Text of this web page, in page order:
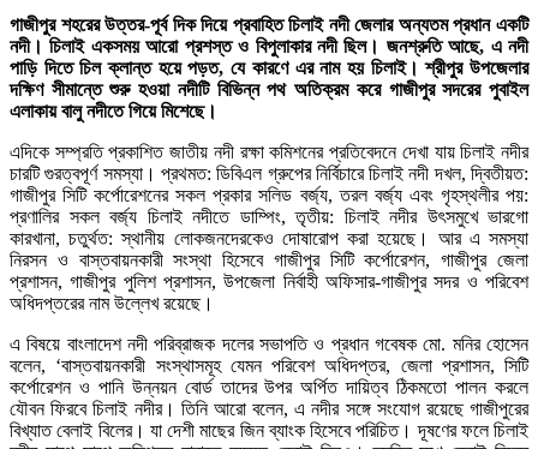
গাজীপুর শহরের উত্তর-পূর্ব দিক দিয়ে প্রবাহিত চিলাই নদী জেলার অন্যতম প্রধান একটি
নদী। চিলাই একসময় আরো প্রশস্ত ও বিপুলাকার নদী ছিল। জনশ্রুতি আছে, এ নদী
পাড়ি দিতে চিল ক্লান্ত হয়ে পড়ত, যে কারণে এর নাম হয় চিলাই।শ্রীপুর উপজেলার
দক্ষিণ সীমান্তে শুরু হওয়া নদীটি বিভিন্ন পথ অতিক্রম করে গাজীপুর সদরের পুবাইল
এলাকায় বালু নদীতে গিয়ে মিশেছে।
এদিকে সম্প্রতি প্রকাশিত জাতীয় নদী রক্ষা কমিশনের প্রতিবেদনে দেখা যায় চিলাই নদীর
চারটি গুরত্বপূর্ণ সমস্যা। প্রথমত: ডিবিএল গ্রুপের নির্বিচারে চিলাই নদী দখল, দ্বিতীয়ত:
গাজীপুর সিটি কর্পোরেশনের সকল প্রকার সলিড বর্জ্য, তরল বর্জ্য এবং গৃহস্থলীর পয়:
প্রণালির সকল বর্জ্য চিলাই নদীতে ডাম্পিং, তৃতীয়: চিলাই নদীর উৎসমুখে ভারগো
কারখানা, চতুর্থত: স্থানীয় লোকজনদেরকেও দোষারোপ করা হয়েছে। আর এ সমস্যা
নিরসন ও বাস্তবায়নকারী সংস্থা হিসেবে গাজীপুর সিটি কর্পোরেশন, গাজীপুর জেলা
প্রশাসন, গাজীপুর পুলিশ প্রশাসন, উপজেলা নির্বাহী অফিসার-গাজীপুর সদর ও পরিবেশ
অধিদপ্তরের নাম উল্লেখ রয়েছে।
এ বিষয়ে বাংলাদেশ নদী পরিব্রাজক দলের সভাপতি ও প্রধান গবেষক মো. মনির হোসেন
বলেন, ‘বাস্তবায়নকারী সংস্থাসমূহ যেমন পরিবেশ অধিদপ্তর, জেলা প্রশাসন, সিটি
কর্পোরেশন ও পানি উন্নয়ন বোর্ড তাদের উপর অর্পিত দায়িত্ব ঠিকমতো পালন করলে
যৌবন ফিরবে চিলাই নদীর। তিনি আরো বলেন, এ নদীর সঙ্গে সংযোগ রয়েছে গাজীপুরের
বিখ্যাত বেলাই বিলের। যা দেশী মাছের জিন ব্যাংক হিসেবে পরিচিত। দূষণের ফলে চিলাই